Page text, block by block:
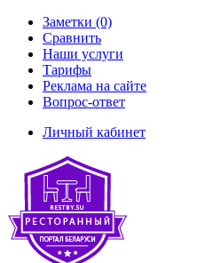
Заметки (0)
Сравнить
Наши услуги
Тарифы
Реклама на сайте
Вопрос-ответ
Личный кабинет